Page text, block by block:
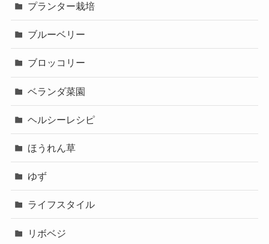
プランター栽培
ブルーベリー
ブロッコリー
ベランダ菜園
ヘルシーレシピ
ほうれん草
ゆず
ライフスタイル
リボベジ